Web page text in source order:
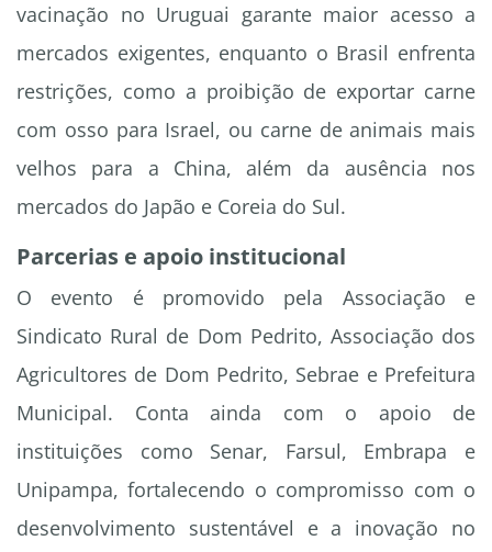
vacinação no Uruguai garante maior acesso a
mercados exigentes, enquanto o Brasil enfrenta
restrições, como a proibição de exportar carne
com osso para Israel, ou carne de animais mais
velhos para a China, além da ausência nos
mercados do Japão e Coreia do Sul.
Parcerias e apoio institucional
O evento é promovido pela Associação e
Sindicato Rural de Dom Pedrito, Associação dos
Agricultores de Dom Pedrito, Sebrae e Prefeitura
Municipal. Conta ainda com o apoio de
instituições como Senar, Farsul, Embrapa e
Unipampa, fortalecendo o compromisso com o
desenvolvimento sustentável e a inovação no